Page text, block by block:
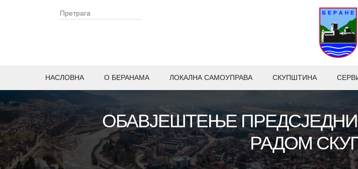
НАСЛОВНА O БЕРАНАМА ЛОКАЛНА САМОУПРАВА СКУПШТИНА
ОБАВЈЕШТЕЊЕ
РАДОМ